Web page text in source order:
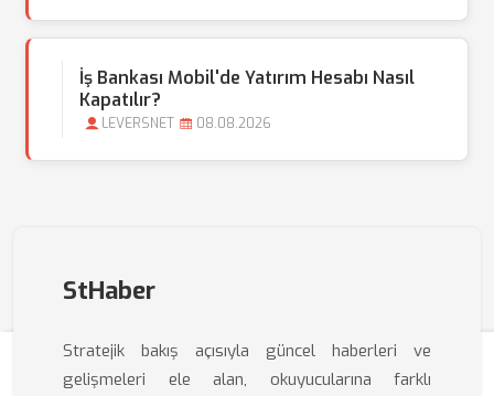
İş Bankası Mobil'de Yatırım Hesabı Nasıl
Kapatılır?
LEVERSNET 08.08.2026
StHaber
Stratejik bakış açısıyla güncel haberleri ve
gelişmeleri ele alan, okuyucularına farklı